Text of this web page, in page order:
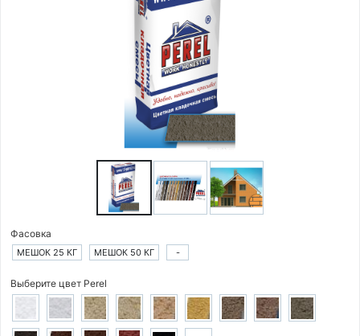
Фасовка
МЕШОК 25 КГ МЕШОК 50 КГ -
Выберите цвет Perel